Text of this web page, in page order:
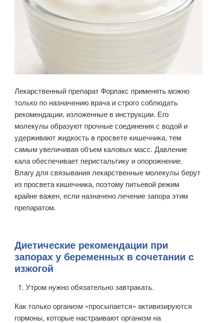
Лекарственный препарат Форлакс применять можно
только по назначению врача и строго соблюдать
рекомендации, изложенные в инструкции. Его
молекулы образуют прочные соединения с водой и
удерживают жидкость в просвете кишечника, тем
самым увеличивая объем каловых масс. Давление
кала обеспечивает перистальтику и опорожнение.
Влагу для связывания лекарственные молекулы берут
из просвета кишечника, поэтому питьевой режим
крайне важен, если назначено лечение запора этим
препаратом.
Диетические рекомендации при
запорах у беременных в сочетании с
изжогой
Утром нужно обязательно завтракать.
Как только организм «просыпается» активизируются
гормоны, которые настраивают организм на